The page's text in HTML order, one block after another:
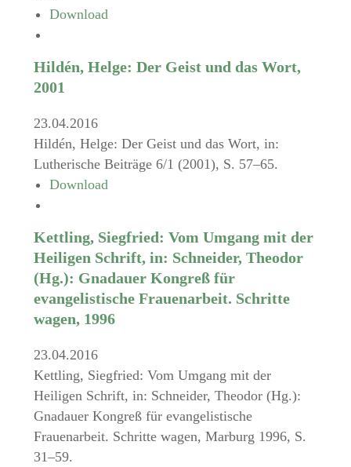
Download
Hildén, Helge: Der Geist und das Wort,
2001
23.04.2016
Hildén, Helge: Der Geist und das Wort, in:
Lutherische Beiträge 6/1 (2001), S. 57–65.
Download
Kettling, Siegfried: Vom Umgang mit der
Heiligen Schrift, in: Schneider, Theodor
(Hg.): Gnadauer Kongreß für
evangelistische Frauenarbeit. Schritte
wagen, 1996
23.04.2016
Kettling, Siegfried: Vom Umgang mit der
Heiligen Schrift, in: Schneider, Theodor (Hg.):
Gnadauer Kongreß für evangelistische
Frauenarbeit. Schritte wagen, Marburg 1996, S.
31–59.